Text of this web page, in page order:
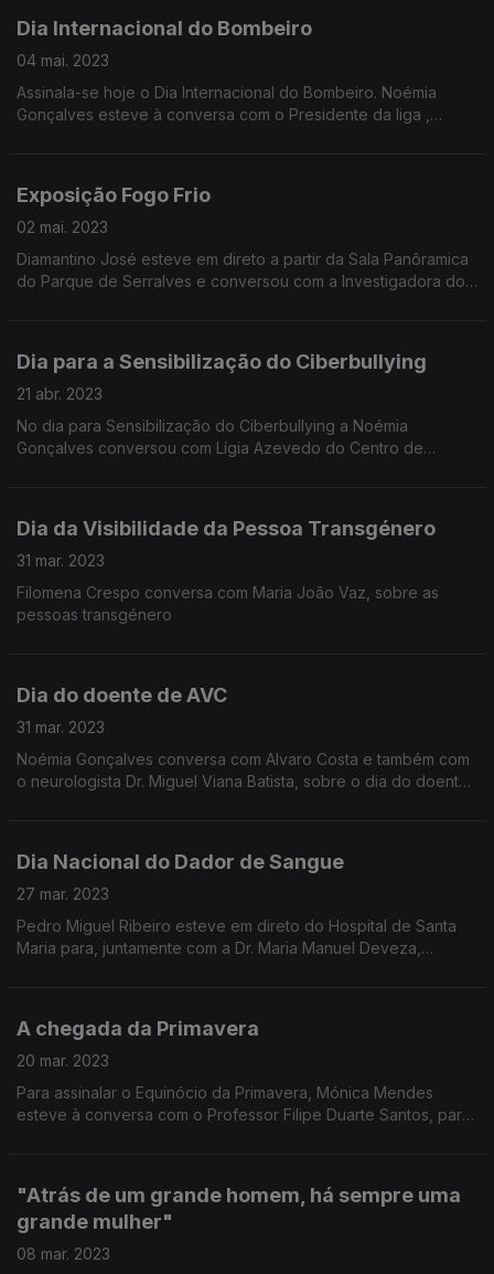
Dia Internacional do Bombeiro
04 mai. 2023
Assinala-se hoje o Dia Internacional do Bombeiro. Noémia
Gonçalves esteve à conversa com o Presidente da liga ,
Exposição Fogo Frio
02 mai. 2023
Diamantino José esteve em direto a partir da Sala Panôramica
do Parque de Serralves e conversou com a Investigadora do
Dia para a Sensibilização do Ciberbullying
21 abr. 2023
No dia para Sensibilização do Ciberbullying a Noémia
Gonçalves conversou com Lígia Azevedo do Centro de
Dia da Visibilidade da Pessoa Transgénero
31 mar. 2023
Filomena Crespo conversa com Maria João Vaz, sobre as
pessoas transgénero
Dia do doente de AVC
31 mar. 2023
Noémia Gonçalves conversa com Alvaro Costa e também com
o neurologista Dr. Miguel Viana Batista, sobre o dia do doente
Dia Nacional do Dador de Sangue
27 mar. 2023
Pedro Miguel Ribeiro esteve em direto do Hospital de Santa
Maria para, juntamente com a Dr. Maria Manuel Deveza,
A chegada da Primavera
20 mar. 2023
Para assinalar o Equinócio da Primavera, Mónica Mendes
esteve à conversa com o Professor Filipe Duarte Santos, para
"Atrás de um grande homem, há sempre uma
grande mulher"
08 mar. 2023